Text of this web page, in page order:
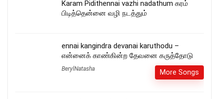
Karam Pidithennai vazhi nadathum கரம்
பிடித்தென்னை வழி நடத்தும்
ennai kangindra devanai karuthodu –
என்னைக் காண்கின்ற தேவனை கருத்தோடு
BerylNatasha More Songs